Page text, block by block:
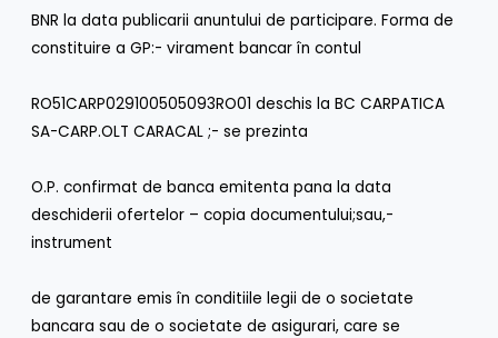
BNR la data publicarii anuntului de participare. Forma de
constituire a GP:- virament bancar în contul
RO51CARP029100505093RO01 deschis la BC CARPATICA
SA-CARP.OLT CARACAL ;- se prezinta
O.P. confirmat de banca emitenta pana la data
deschiderii ofertelor – copia documentului;sau,-
instrument
de garantare emis în conditiile legii de o societate
bancara sau de o societate de asigurari, care se